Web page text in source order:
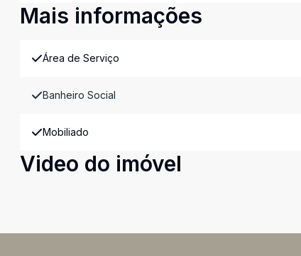
Mais informações
Área de Serviço
Banheiro Social
Mobiliado
Video do imóvel